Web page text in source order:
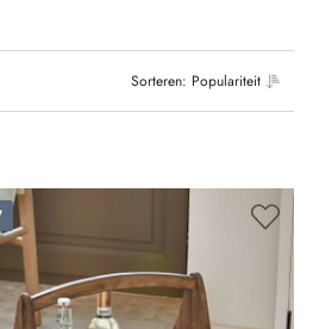
Sorteren: Populariteit